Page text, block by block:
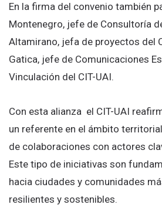
En la firma del convenio también
Montenegro, jefe de Consultoría
Altamirano, jefa de proyectos del
Gatica, jefe de Comunicaciones
Vinculación del CIT-UAI.
Con esta alianza el CIT-UAI
un referente en el ámbito
de colaboraciones con actores
Este tipo de iniciativas son
hacia ciudades y comunidades
resilientes y sostenibles.